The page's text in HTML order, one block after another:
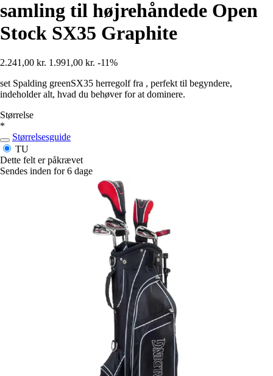
samling til højrehåndede Open
Stock SX35 Graphite
2.241,00 kr. 1.991,00 kr. -11%
set Spalding greenSX35 herregolf fra , perfekt til begyndere,
indeholder alt, hvad du behøver for at dominere.
Størrelse
*
Størrelsesguide
TU
Dette felt er påkrævet
Sendes inden for 6 dage